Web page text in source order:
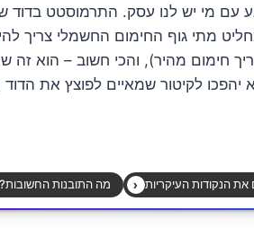
עם מי יש לנו עסק. התרמוסטט
מתי גוף החימום החשמלי צריך
חימום מהיר), והכי חשוב – הוא זה
לקיטור שמאיים לפוצץ את